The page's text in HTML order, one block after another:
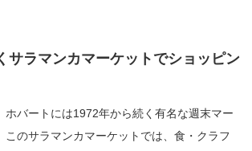
サラマンカマーケットでショッピン
ホバートには1972年から続く有名な週末マー
このサラマンカマーケットでは、食・クラフ